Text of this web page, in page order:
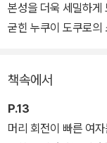
본성을 더욱 세밀하게
굳힌 누쿠이 도쿠로의
이야기는 도쿄의 한적
시작된다. 잇따라 발
책속에서
P.13
머리 회전이 빠른 여